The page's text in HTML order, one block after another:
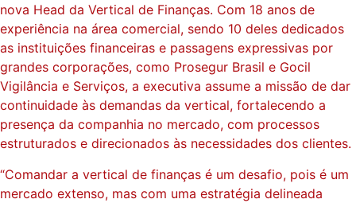
nova Head da Vertical de Finanças. Com 18 anos de
experiência na área comercial, sendo 10 deles dedicados
as instituições financeiras e passagens expressivas por
grandes corporações, como Prosegur Brasil e Gocil
Vigilância e Serviços, a executiva assume a missão de dar
continuidade às demandas da vertical, fortalecendo a
presença da companhia no mercado, com processos
estruturados e direcionados às necessidades dos clientes.
“Comandar a vertical de finanças é um desafio, pois é um
mercado extenso, mas com uma estratégia delineada